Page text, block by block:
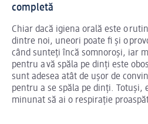
completă
Chiar dacă igiena orală este o
dintre noi, uneori poate fi și o
când sunteți încă somnoroși, iar
pentru a vă spăla pe dinți este
sunt adesea atât de ușor de
pentru a se spăla pe dinți. Totuși,
minunat să ai o respirație